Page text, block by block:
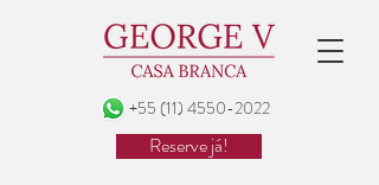
Reserve já!
+55 (11) 4550-2022